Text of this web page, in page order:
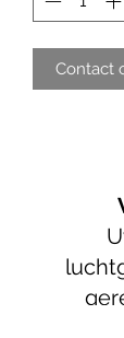
Contact